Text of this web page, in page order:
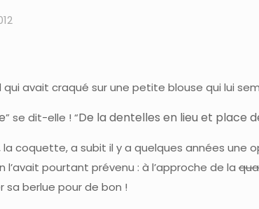
qui avait craqué sur une petite blouse qui lui
” se dit-elle ! “De la dentelles en lieu et place
la coquette, a subit il y a quelques années une
l’avait pourtant prévenu : à l’approche de la
sa berlue pour de bon !